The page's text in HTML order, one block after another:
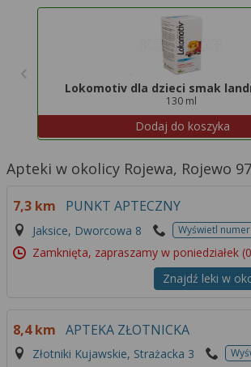
Lokomotiv dla dzieci smak
130 ml
Dodaj do koszyka
Apteki w okolicy Rojewa, Rojewo 97
7,3 km PUNKT APTECZNY
Jaksice, Dworcowa 8 Wyświetl numer
Zamknięta, zapraszamy w poniedziałek
Znajdź leki w
8,4 km APTEKA ZŁOTNICKA
Złotniki Kujawskie, Strażacka 3